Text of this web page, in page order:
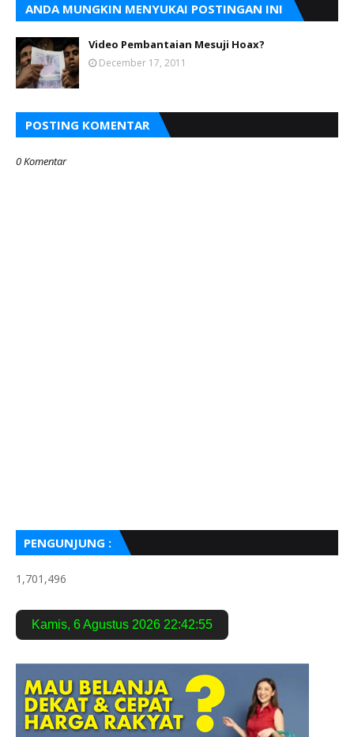
ANDA MUNGKIN MENYUKAI POSTINGAN INI
Video Pembantaian Mesuji Hoax?
December 17, 2011
POSTING KOMENTAR
0 Komentar
PENGUNJUNG :
1,701,496
Kamis, 6 Agustus 2026 22:42:56